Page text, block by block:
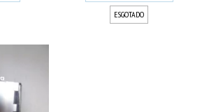
ESGOTADO